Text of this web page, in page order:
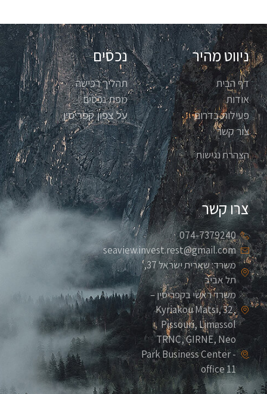
ניווט מהיר
דף הבית
אודות
פעילות בדרום
צור קשר
הצהרת נגישות
נכסים
תהליך רכישה
מפת נכסים
על צפון קפריסין
צרו קשר
074-7379240
seaview.invest.rest@gmail.com
משרד: שארית ישראל 37,
תל אביב
משרד ראשי בקפריסין –
Kyriakou Matsi, 32,
Pissouri, Limassol
TRNC, GIRNE, Neo
Park Business Center -
office 11